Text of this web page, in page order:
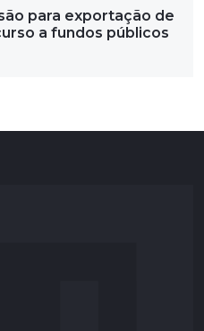
para exportação de
a fundos públicos